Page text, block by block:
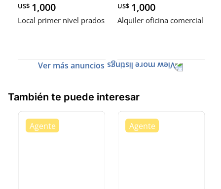
US$ 1,000
Local primer nivel prados
US$ 1,000
Alquiler oficina comercial
Ver más anuncios
También te puede interesar